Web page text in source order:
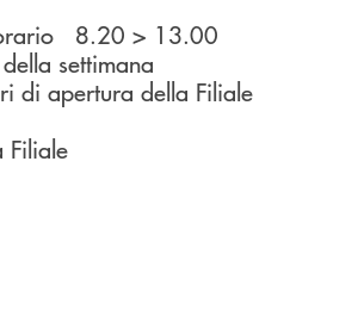
orario 8.20 > 13.00
settimana
di apertura della Filiale
Filiale